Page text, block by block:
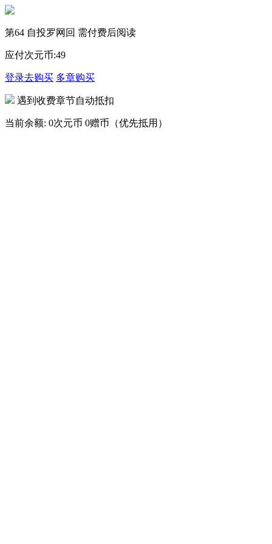
第64 自投罗网回 需付费后阅读
应付次元币:49
登录去购买 多章购买
遇到收费章节自动抵扣
当前余额: 0次元币 0赠币（优先抵用）